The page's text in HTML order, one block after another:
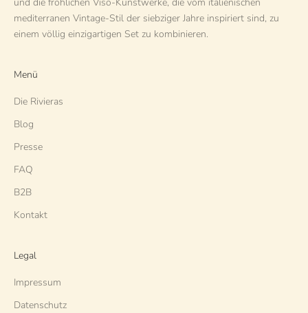
und die fröhlichen Viso-Kunstwerke, die vom italienischen
mediterranen Vintage-Stil der siebziger Jahre inspiriert sind, zu
einem völlig einzigartigen Set zu kombinieren.
Menü
Die Rivieras
Blog
Presse
FAQ
B2B
Kontakt
Legal
Impressum
Datenschutz